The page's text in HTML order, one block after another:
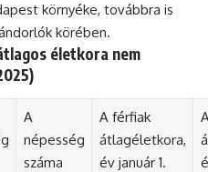
környéke, továbbra is
körében.
életkora nem
A
népesség
száma
A férfiak
átlagéletkora,
év január 1.